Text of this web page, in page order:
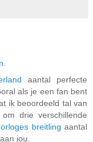
aantal perfecte
als je een fan bent
ik beoordeeld tal van
drie verschillende
breitling aantal
jou.